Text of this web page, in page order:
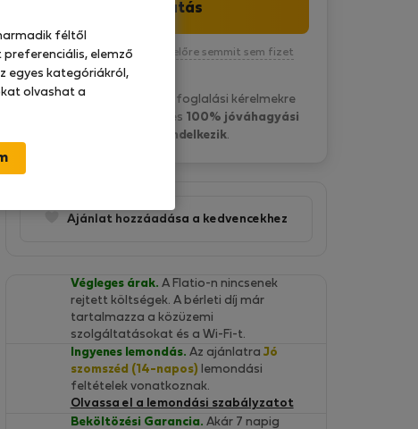
Folytatás
Kötelezettség nélkül, egyelőre semmit sem fizet
QOOPLE A. általában a foglalási kérelmekre
és 100% jóváhagyási
aránnyal rendelkezik.
Ajánlat hozzáadása a kedvencekhez
Végleges árak. A Flatio-n nincsenek
rejtett költségek. A bérleti díj már
tartalmazza a közüzemi
szolgáltatásokat és a Wi-Fi-t.
Ingyenes lemondás. Az ajánlatra Jó
szomszéd (14-napos) lemondási
feltételek vonatkoznak.
Olvassa el a lemondási szabályzatot
Beköltözési Garancia. Akár 7 napig
féltől
preferenciális, elemző
egyes kategóriákról,
olvashat a